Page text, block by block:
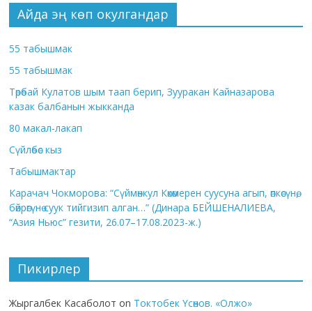
Айда эң көп окулгандар
55 табышмак
55 табышмак
Төрөбай Кулатов шым таап берип, Зууракан Кайназарова
казак балбанын жыкканда
80 макал-лакап
Сүйлөбөс кыз
Табышмактар
Карачач Чокморова: “Сүймөнкул Көкөмерен суусуна агып, өпкөсүнө,
бөйрөгүнө суук тийгизип алган…” (Динара БЕЙШЕНАЛИЕВА,
“Азия Ньюс” гезити, 26.07–17.08.2023-ж.)
Пикирлер
Жыргалбек Касаболот on Токтобек Үсөнов. «Олжо»